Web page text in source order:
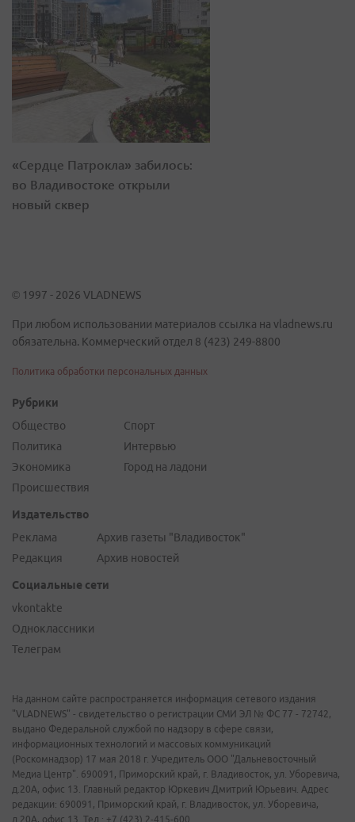
«Сердце Патрокла» забилось:
во Владивостоке открыли
новый сквер
© 1997 - 2026 VLADNEWS
При любом использовании материалов ссылка на vladnews.ru
обязательна. Коммерческий отдел 8 (423) 249-8800
Политика обработки персональных данных
Рубрики
Общество
Политика
Экономика
Происшествия
Спорт
Интервью
Город на ладони
Издательство
Реклама
Редакция
Архив газеты "Владивосток"
Архив новостей
Социальные сети
vkontakte
Одноклассники
Телеграм
На данном сайте распространяется информация сетевого издания
"VLADNEWS" - свидетельство о регистрации СМИ ЭЛ № ФС 77 - 72742,
выдано Федеральной службой по надзору в сфере связи,
информационных технологий и массовых коммуникаций
(Роскомнадзор) 17 мая 2018 г. Учредитель ООО "Дальневосточный
Медиа Центр". 690091, Приморский край, г. Владивосток, ул. Уборевича,
д.20А, офис 13. Главный редактор Юркевич Дмитрий Юрьевич. Адрес
редакции: 690091, Приморский край, г. Владивосток, ул. Уборевича,
д.20А, офис 13. Тел.: +7 (423) 2-415-600.